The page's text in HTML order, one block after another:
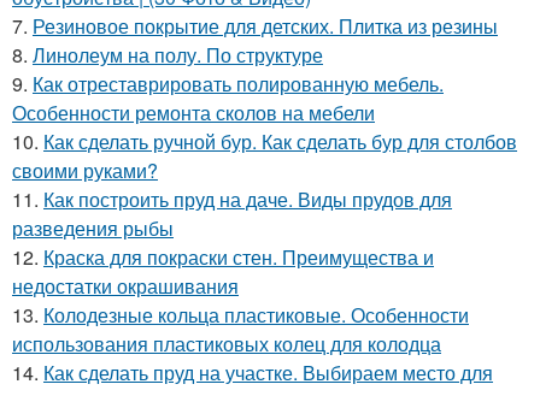
7. Резиновое покрытие для детских. Плитка из резины
8. Линолеум на полу. По структуре
9. Как отреставрировать полированную мебель.
Особенности ремонта сколов на мебели
10. Как сделать ручной бур. Как сделать бур для столбов
своими руками?
11. Как построить пруд на даче. Виды прудов для
разведения рыбы
12. Краска для покраски стен. Преимущества и
недостатки окрашивания
13. Колодезные кольца пластиковые. Особенности
использования пластиковых колец для колодца
14. Как сделать пруд на участке. Выбираем место для